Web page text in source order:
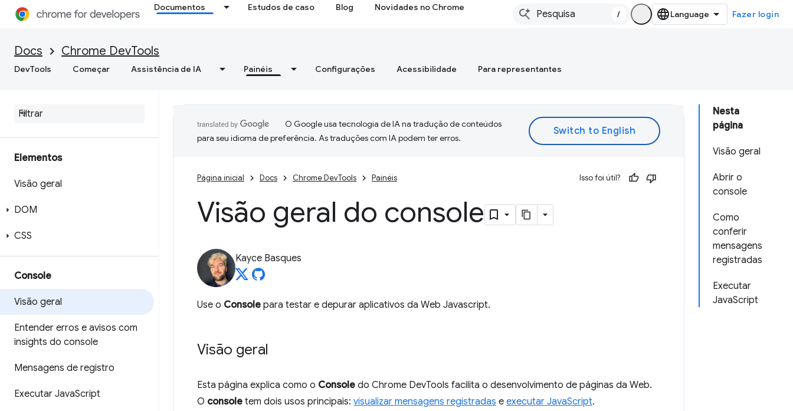
Documentos Estudos de caso Blog Novidades no Chrome
/ Fazer login
Docs Chrome DevTools
DevTools Começar Assistência de IA Painéis Configurações Acessibilidade Para representantes
Elementos
Visão geral
DOM
CSS
Console
Visão geral
Entender erros e avisos com
insights do console
Mensagens de registro
Executar JavaScript
Nesta
página
Visão geral
Abrir o
console
Como
conferir
mensagens
registradas
Executar
JavaScript
O Google usa tecnologia de IA na tradução de conteúdos
para seu idioma de preferência. As traduções com IA podem ter erros.
Página inicial Docs Chrome DevTools Painéis Isso foi útil?
Visão geral do console
Kayce Basques
Use o Console para testar e depurar aplicativos da Web Javascript.
Visão geral
Esta página explica como o Console do Chrome DevTools facilita o desenvolvimento de páginas da Web.
O console tem dois usos principais: visualizar mensagens registradas e executar JavaScript.